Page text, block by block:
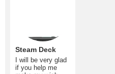
Steam Deck
I will be very glad
if you help me